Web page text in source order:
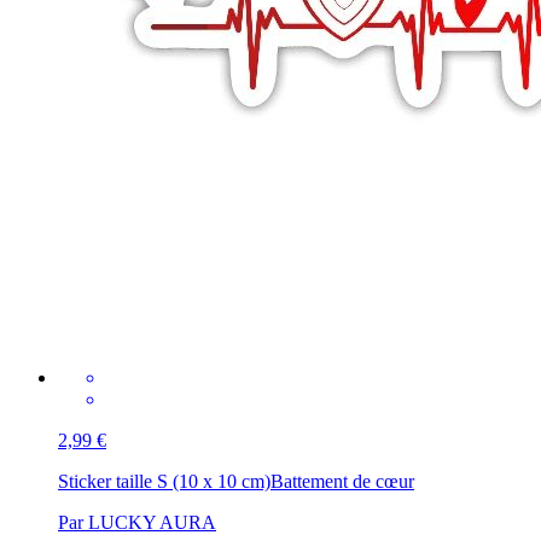
2,99 €
Sticker taille S (10 x 10 cm)Battement de cœur
Par LUCKY AURA